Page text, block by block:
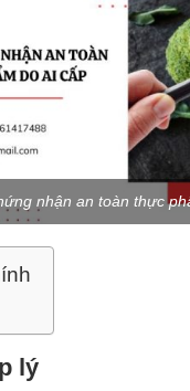
nhận an toàn thực
lý